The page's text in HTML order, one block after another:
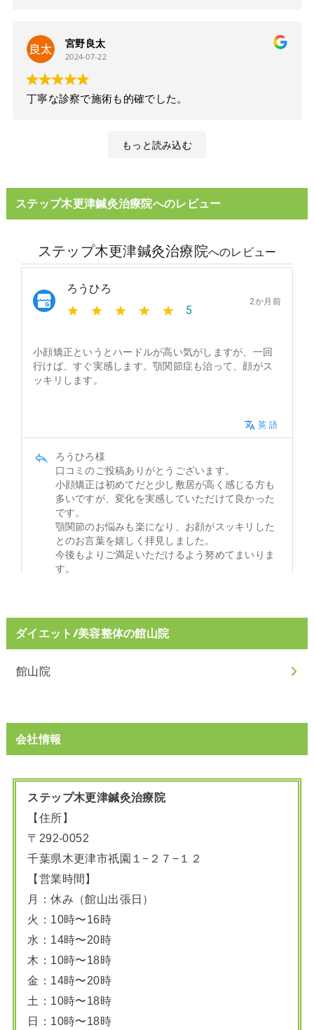
宮野良太
2024-07-22
丁寧な診察で施術も的確でした。
もっと読み込む
ステップ木更津鍼灸治療院へのレビュー
ダイエット/美容整体の館山院
館山院
会社情報
ステップ木更津鍼灸治療院
【住所】
〒292-0052
千葉県木更津市祇園１−２７−１２
【営業時間】
月：休み（館山出張日）
火：10時〜16時
水：14時〜20時
木：10時〜18時
金：14時〜20時
土：10時〜18時
日：10時〜18時